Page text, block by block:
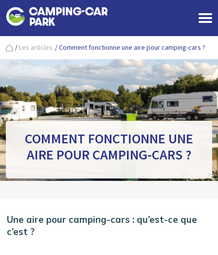
/ Les articles /Comment fonctionne une aire pour camping-cars ?
COMMENT FONCTIONNE UNE
AIRE POUR CAMPING-CARS ?
Une aire pour camping-cars : qu’est-ce que
c’est ?